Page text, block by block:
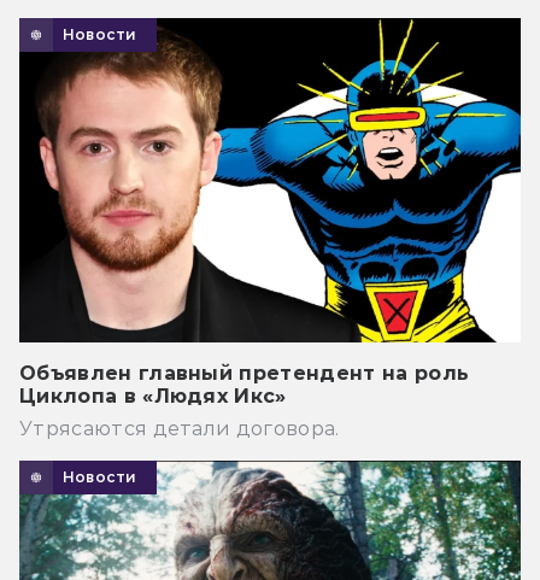
Новости
Объявлен главный претендент на роль
Циклопа в «Людях Икс»
Утрясаются детали договора.
Новости